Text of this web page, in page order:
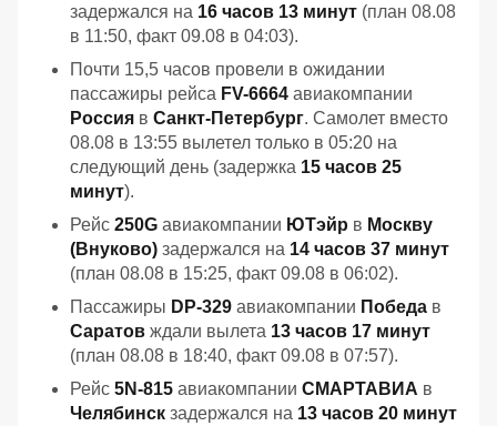
задержался на 16 часов 13 минут (план 08.08
в 11:50, факт 09.08 в 04:03).
Почти 15,5 часов провели в ожидании
пассажиры рейса FV-6664 авиакомпании
Россия в Санкт-Петербург. Самолет вместо
08.08 в 13:55 вылетел только в 05:20 на
следующий день (задержка 15 часов 25
минут).
Рейс 250G авиакомпании ЮТэйр в Москву
(Внуково) задержался на 14 часов 37 минут
(план 08.08 в 15:25, факт 09.08 в 06:02).
Пассажиры DP-329 авиакомпании Победа в
Саратов ждали вылета 13 часов 17 минут
(план 08.08 в 18:40, факт 09.08 в 07:57).
Рейс 5N-815 авиакомпании СМАРТАВИА в
Челябинск задержался на 13 часов 20 минут